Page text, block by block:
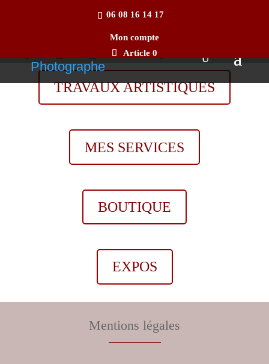
06 08 16 14 17
Mon compte
Article 0
[rank_math_breadcrumb
_builder_version="3.0.47"]
[/rank_math_breadcrumb]
TRAVAUX ARTISTIQUES
MES SERVICES
BOUTIQUE
EXPOS
Mentions légales